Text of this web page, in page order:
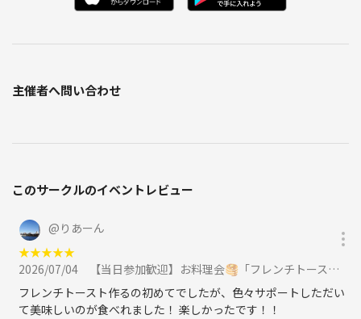
主催者へ問い合わせ
このサークルのイベントレビュー
@ りあーん
★★★★★
2026/07/04
【当日参加歓迎】お料理会🥞「フレンチトーストを作ろう🍽️」大塚駅徒歩1分おしゃれなお部屋『初参加大歓迎』に参加
フレンチトースト作るの初めてでしたが、色々サポートしただい
て美味しいのが食べれました！ 楽しかったです！！